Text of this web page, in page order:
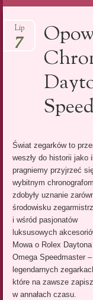
Lip
7
Świat zegarków to
weszły do historii jako
pragniemy przyjrzeć
wybitnym
zdobyły uznanie
środowisku
i wśród pasjonatów
luksusowych
Mowa o Rolex Daytona
Omega Speedmaster
legendarnych
które na zawsze
w annałach czasu.